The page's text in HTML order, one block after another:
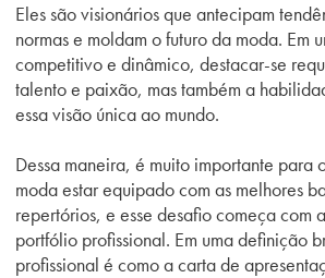
Eles são visionários que antecipam
normas e moldam o futuro da moda. Em
competitivo e dinâmico, destacar-se
talento e paixão, mas também a
essa visão única ao mundo.
Dessa maneira, é muito importante para
moda estar equipado com as melhores
repertórios, e esse desafio começa com
portfólio profissional. Em uma definição
profissional é como a carta de